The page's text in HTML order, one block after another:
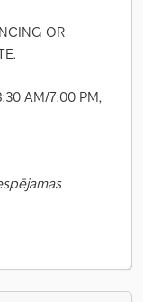
OR
AM/7:00 PM,